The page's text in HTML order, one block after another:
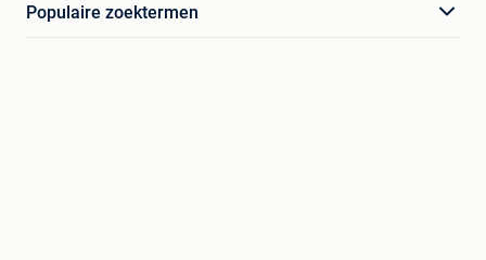
Populaire zoektermen